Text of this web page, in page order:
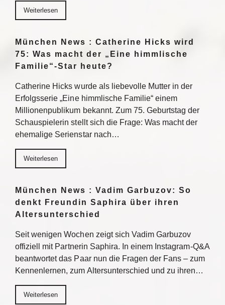
Weiterlesen
München News : Catherine Hicks wird
75: Was macht der „Eine himmlische
Familie“-Star heute?
Catherine Hicks wurde als liebevolle Mutter in der
Erfolgsserie „Eine himmlische Familie“ einem
Millionenpublikum bekannt. Zum 75. Geburtstag der
Schauspielerin stellt sich die Frage: Was macht der
ehemalige Serienstar nach…
Weiterlesen
München News : Vadim Garbuzov: So
denkt Freundin Saphira über ihren
Altersunterschied
Seit wenigen Wochen zeigt sich Vadim Garbuzov
offiziell mit Partnerin Saphira. In einem Instagram-Q&A
beantwortet das Paar nun die Fragen der Fans – zum
Kennenlernen, zum Altersunterschied und zu ihren…
Weiterlesen